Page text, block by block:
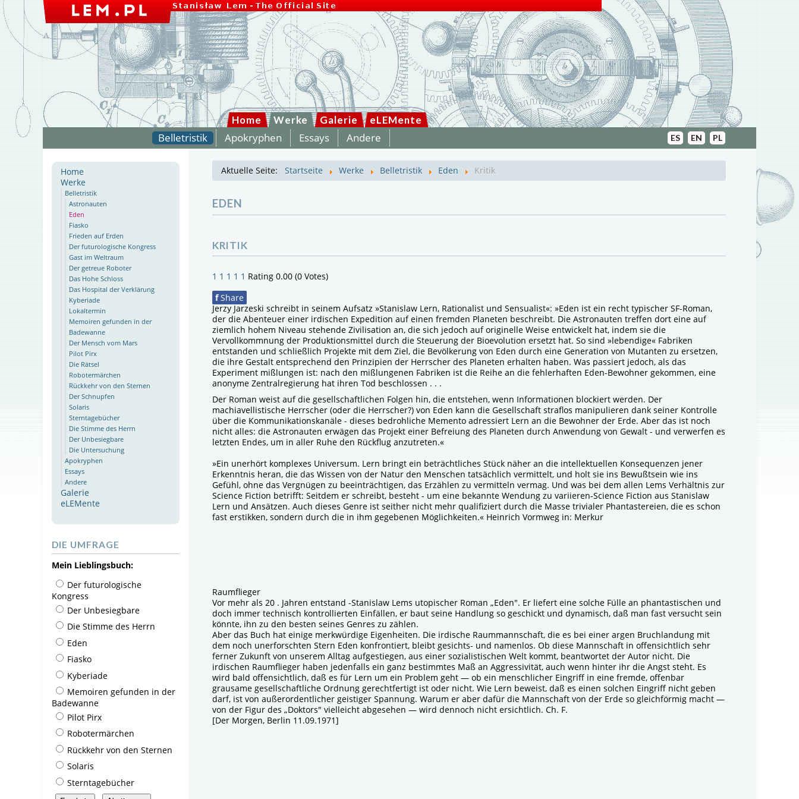
Home Werke Galerie eLEMente
Belletristik Apokryphen Essays Andere PL
EN
ES
Home
Werke
Belletristik
Astronauten
Eden
Fiasko
Frieden auf Erden
Der futurologische Kongress
Gast im Weltraum
Der getreue Roboter
Das Hohe Schloss
Das Hospital der Verklärung
Kyberiade
Lokaltermin
Memoiren gefunden in der
Badewanne
Der Mensch vom Mars
Pilot Pirx
Die Rätsel
Robotermärchen
Rückkehr von den Sternen
Der Schnupfen
Solaris
Sterntagebücher
Die Stimme des Herrn
Der Unbesiegbare
Die Untersuchung
Apokryphen
Essays
Andere
Galerie
eLEMente
DIE UMFRAGE
Mein Lieblingsbuch:
Der futurologische
Kongress
Der Unbesiegbare
Die Stimme des Herrn
Eden
Fiasko
Kyberiade
Memoiren gefunden in der
Badewanne
Pilot Pirx
Robotermärchen
Rückkehr von den Sternen
Solaris
Sterntagebücher
Aktuelle Seite: Startseite Werke Belletristik Eden Kritik
EDEN
KRITIK
1 1 1 1 1 Rating 0.00 (0 Votes)
f Share
Jerzy Jarzeski schreibt in seinem Aufsatz »Stanislaw Lern, Rationalist und Sensualist«: »Eden ist ein recht typischer SF-Roman,
der die Abenteuer einer irdischen Expedition auf einen fremden Planeten beschreibt. Die Astronauten treffen dort eine auf
ziemlich hohem Niveau stehende Zivilisation an, die sich jedoch auf originelle Weise entwickelt hat, indem sie die
Vervollkommnung der Produktionsmittel durch die Steuerung der Bioevolution ersetzt hat. So sind »lebendige« Fabriken
entstanden und schließlich Projekte mit dem Ziel, die Bevölkerung von Eden durch eine Generation von Mutanten zu ersetzen,
die ihre Gestalt entsprechend den Prinzipien der Herrscher des Planeten erhalten haben. Was passiert jedoch, als das
Experiment mißlungen ist: nach den mißlungenen Fabriken ist die Reihe an die fehlerhaften Eden-Bewohner gekommen, eine
anonyme Zentralregierung hat ihren Tod beschlossen . . .
Der Roman weist auf die gesellschaftlichen Folgen hin, die entstehen, wenn Informationen blockiert werden. Der
machiavellistische Herrscher (oder die Herrscher?) von Eden kann die Gesellschaft straflos manipulieren dank seiner Kontrolle
über die Kommunikationskanäle - dieses bedrohliche Memento adressiert Lern an die Bewohner der Erde. Aber das ist noch
nicht alles: die Astronauten erwägen das Projekt einer Befreiung des Planeten durch Anwendung von Gewalt - und verwerfen es
letzten Endes, um in aller Ruhe den Rückflug anzutreten.«
»Ein unerhört komplexes Universum. Lern bringt ein beträchtliches Stück näher an die intellektuellen Konsequenzen jener
Erkenntnis heran, die das Wissen von der Natur den Menschen tatsächlich vermittelt, und holt sie ins Bewußtsein wie ins
Gefühl, ohne das Vergnügen zu beeinträchtigen, das Erzählen zu vermitteln vermag. Und was bei dem allen Lems Verhältnis zur
Science Fiction betrifft: Seitdem er schreibt, besteht - um eine bekannte Wendung zu variieren-Science Fiction aus Stanislaw
Lern und Ansätzen. Auch dieses Genre ist seither nicht mehr qualifiziert durch die Masse trivialer Phantastereien, die es schon
fast erstikken, sondern durch die in ihm gegebenen Möglichkeiten.« Heinrich Vormweg in: Merkur
Raumflieger
Vor mehr als 20 . Jahren entstand -Stanislaw Lems utopischer Roman „Eden". Er liefert eine solche Fülle an phantastischen und
doch immer technisch kontrollierten Einfällen, er baut seine Handlung so geschickt und dynamisch, daß man fast versucht sein
könnte, ihn zu den besten seines Genres zu zählen.
Aber das Buch hat einige merkwürdige Eigenheiten. Die irdische Raummannschaft, die es bei einer argen Bruchlandung mit
dem noch unerforschten Stern Eden konfrontiert, bleibt gesichts- und namenlos. Ob diese Mannschaft in offensichtlich sehr
ferner Zukunft von unserem Alltag aufgestiegen, aus einer sozialistischen Welt kommt, beantwortet der Autor nicht. Die
irdischen Raumflieger haben jedenfalls ein ganz bestimmtes Maß an Aggressivität, auch wenn hinter ihr die Angst steht. Es
wird bald offensichtlich, daß es für Lern um ein Problem geht — ob ein menschlicher Eingriff in eine fremde, offenbar
grausame gesellschaftliche Ordnung gerechtfertigt ist oder nicht. Wie Lern beweist, daß es einen solchen Eingriff nicht geben
darf, ist von außerordentlicher geistiger Spannung. Warum er aber dafür die Mannschaft von der Erde so gleichförmig macht —
von der Figur des „Doktors" vielleicht abgesehen — wird dennoch nicht ersichtlich. Ch. F.
[Der Morgen, Berlin 11.09.1971]